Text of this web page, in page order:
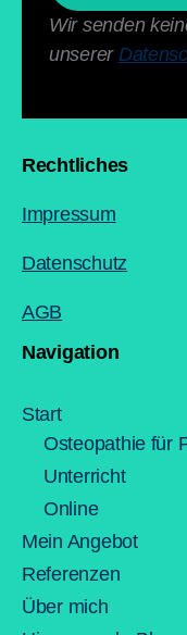
Wir senden
unserer
Rechtliches
Impressum
Datenschutz
AGB
Navigation
Start
Osteopathie für
Unterricht
Online
Mein Angebot
Referenzen
Über mich